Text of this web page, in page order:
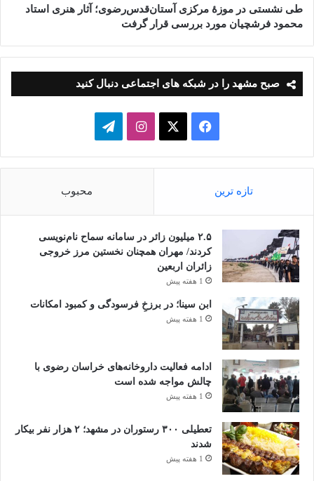
طی نشستی در موزۀ مرکزی آستان‌قدس‌رضوی؛ آثار هنری استاد
محمود فرشچیان مورد بررسی قرار گرفت
صبح مشهد را در شبکه های اجتماعی دنبال کنید
فیسبوک ایکساینستاگرامتلگرام
تازه ترین محبوب
۲.۵ میلیون زائر در سامانه سماح نام‌نویسی
کردند/ مهران همچنان نخستین مرز خروجی
زائران اربعین
1 هفته پیش
ابن سینا؛ در برزخِ فرسودگی و کمبود امکانات
1 هفته پیش
ادامه فعالیت داروخانه‌های خراسان رضوی با
چالش مواجه شده است
1 هفته پیش
تعطیلی ۳۰۰ رستوران در مشهد؛ ۲ هزار نفر بیکار
شدند
1 هفته پیش